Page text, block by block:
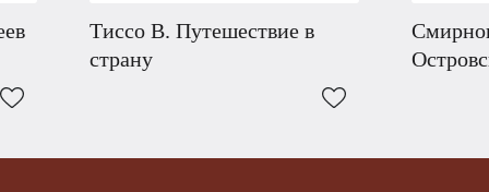
Тиссо В. Путешествие в
страну